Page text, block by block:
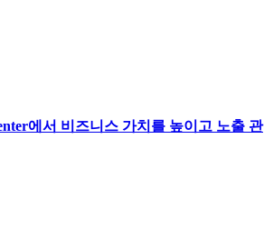
에서 비즈니스 가치를 높이고 노출 관